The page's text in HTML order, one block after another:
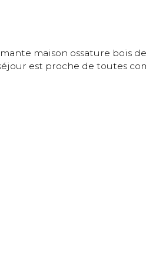
est proche de toutes